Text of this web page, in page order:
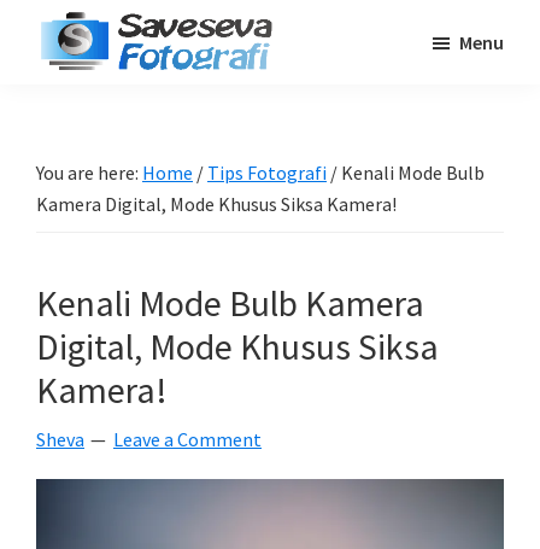
Pemula
-
Tutorial
-
Berita
-
Traveling
Menu
You are here: Home / Tips Fotografi / Kenali Mode Bulb
Kamera Digital, Mode Khusus Siksa Kamera!
Kenali Mode Bulb Kamera
Digital, Mode Khusus Siksa
Kamera!
Sheva Leave a Comment